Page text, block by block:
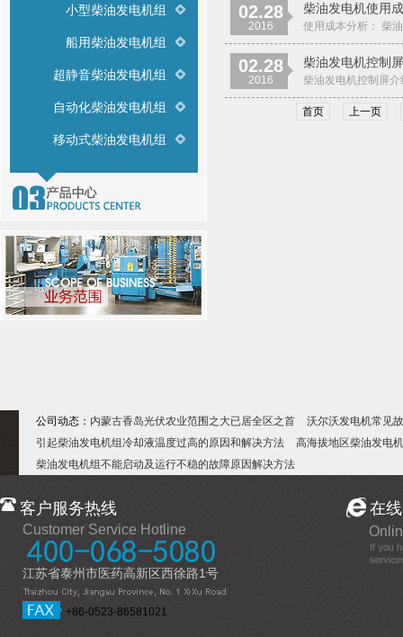
小型柴油发电机组
船用柴油发电机组
超静音柴油发电机组
自动化柴油发电机组
移动式柴油发电机组
02.28
2016
柴油发电机使用
使用成本分析： 柴
02.28
2016
柴油发电机控制
柴油发电机控制屏
首页 上一页
公司动态： 内蒙古香岛光伏农业范围之大已居全区之首
沃尔沃发电机常见
引起柴油发电机组冷却液温度过高的原因和解决方法
高海拔地区柴油发电
柴油发电机组不能启动及运行不稳的故障原因解决方法
客户服务热线
Customer Service Hotline
江苏省泰州市医药高新区西徐路1号
+86-0523-86581021
在